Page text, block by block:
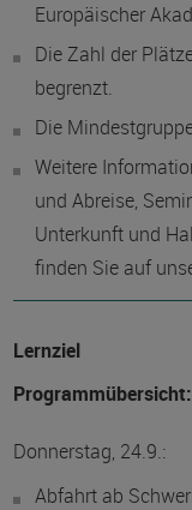
Europäischer
Die Zahl der
begrenzt.
Die
Weitere
und Abreise,
Unterkunft und
finden Sie auf
Lernziel
Programmübersicht:
Donnerstag, 24.9.:
Abfahrt ab